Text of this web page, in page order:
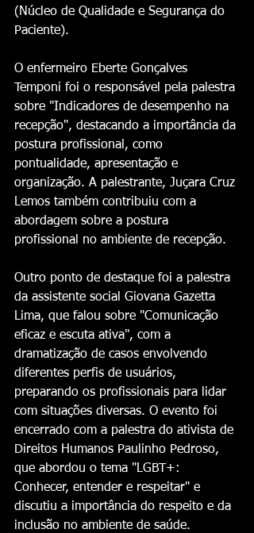
(Núcleo de Qualidade e Segurança do
Paciente).
O enfermeiro Eberte Gonçalves
Temponi foi o responsável pela palestra
sobre "Indicadores de desempenho na
recepção", destacando a importância da
postura profissional, como
pontualidade, apresentação e
organização. A palestrante, Juçara Cruz
Lemos também contribuiu com a
abordagem sobre a postura
profissional no ambiente de recepção.
Outro ponto de destaque foi a palestra
da assistente social Giovana Gazetta
Lima, que falou sobre "Comunicação
eficaz e escuta ativa", com a
dramatização de casos envolvendo
diferentes perfis de usuários,
preparando os profissionais para lidar
com situações diversas. O evento foi
encerrado com a palestra do ativista de
Direitos Humanos Paulinho Pedroso,
que abordou o tema "LGBT+:
Conhecer, entender e respeitar" e
discutiu a importância do respeito e da
inclusão no ambiente de saúde.